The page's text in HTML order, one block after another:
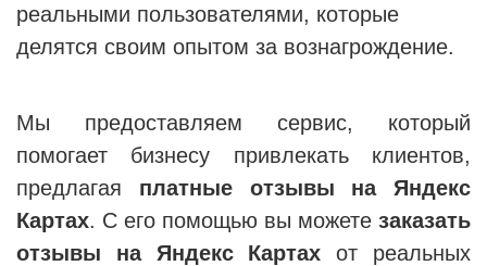
реальными пользователями, которые
делятся своим опытом за вознагрождение.
Мы предоставляем сервис, который
помогает бизнесу привлекать клиентов,
предлагая платные отзывы на Яндекс
Картах. С его помощью вы можете заказать
отзывы на Яндекс Картах от реальных